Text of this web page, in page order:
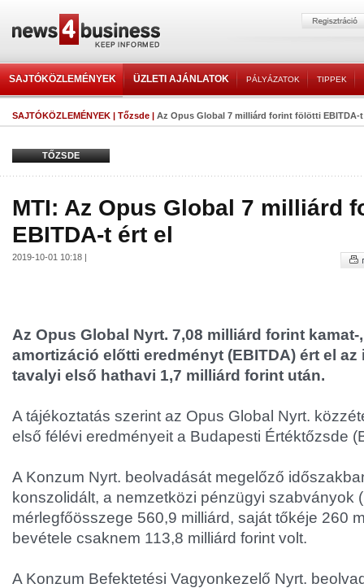
SAJTÓKÖZLEMÉNYEK ÜZLETI AJÁNLATOK PÁLYÁZATOK TIPPEK
SAJTÓKÖZLEMÉNYEK | Tőzsde | Az Opus Global 7 milliárd forint fölötti EBITDA-t
TŐZSDE
MTI: Az Opus Global 7 milliárd
EBITDA-t ért el
2019-10-01 10:18 |
Az Opus Global Nyrt. 7,08 milliárd forint
amortizáció előtti eredményt (EBITDA) ért el
tavalyi első hathavi 1,7 milliárd forint után.
A tájékoztatás szerint az Opus Global Nyrt.
első félévi eredményeit a Budapesti Értéktőzsde
A Konzum Nyrt. beolvadását megelőző
konszolidált, a nemzetközi pénzügyi szabványok
mérlegfőösszege 560,9 milliárd, saját tőkéje 260
bevétele csaknem 113,8 milliárd forint volt.
A Konzum Befektetési Vagyonkezelő Nyrt.